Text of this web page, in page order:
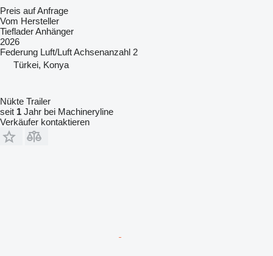
Preis auf Anfrage
Vom Hersteller
Tieflader Anhänger
2026
Federung Luft/LuftAchsenanzahl 2
Türkei, Konya
Nükte Trailer
seit 1 Jahr bei Machineryline
Verkäufer kontaktieren